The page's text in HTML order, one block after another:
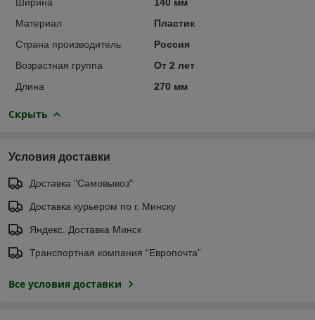
Материал
Пластик
Страна производитель
Россия
Возрастная группа
От 2 лет
Длина
270 мм
Скрыть
Условия доставки
Доставка "Самовывоз"
Доставка курьером по г. Минску
Яндекс. Доставка Минск
Транспортная компания “Европочта”
Все условия доставки